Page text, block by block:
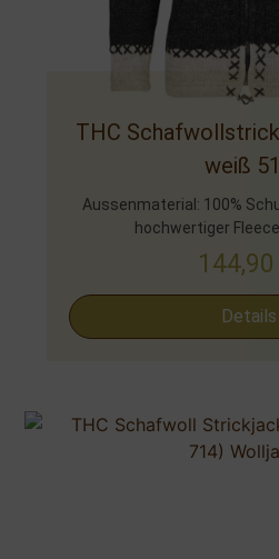
THC
weiß
Aussenmaterial: 100%
hochwertiger
144,90
Details